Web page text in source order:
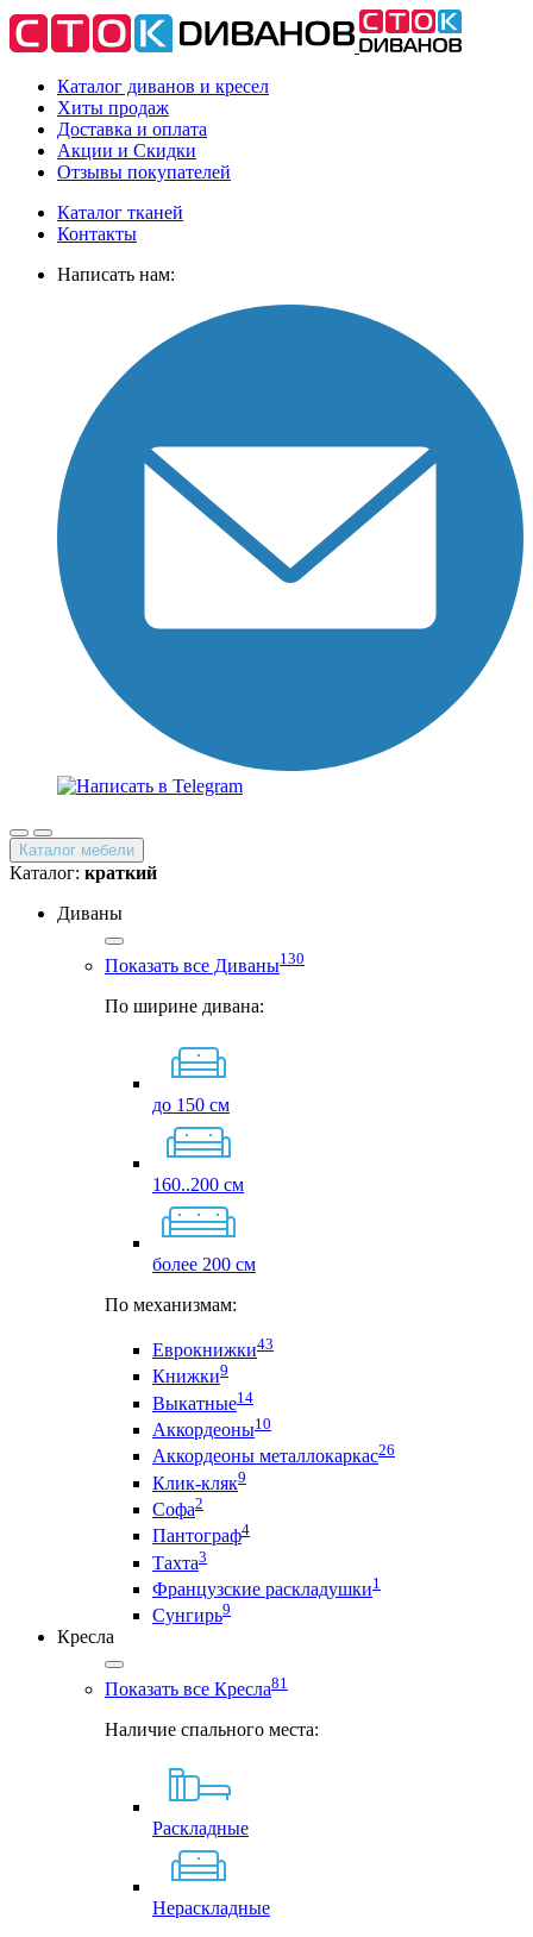
Каталог диванов и кресел
Хиты продаж
Доставка и оплата
Акции и Скидки
Отзывы покупателей
Каталог тканей
Контакты
Написать нам:
Каталог мебели
Каталог: краткий
Диваны
Показать все Диваны130
По ширине дивана:
до 150 см
160..200 см
более 200 см
По механизмам:
Еврокнижки43
Книжки9
Выкатные14
Аккордеоны10
Аккордеоны металлокаркас26
Клик-кляк9
Софа2
Пантограф4
Тахта3
Французские раскладушки1
Сунгирь9
Кресла
Показать все Кресла81
Наличие спального места:
Раскладные
Нераскладные